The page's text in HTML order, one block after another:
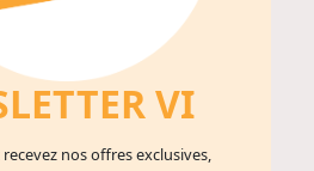
VI
nos offres exclusives,